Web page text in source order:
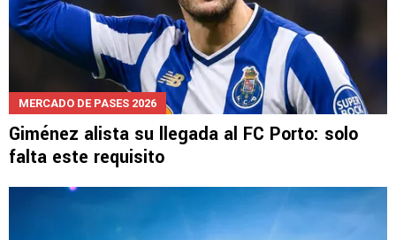
MERCADO DE PASES 2026
Giménez alista su llegada al FC Porto: solo
falta este requisito